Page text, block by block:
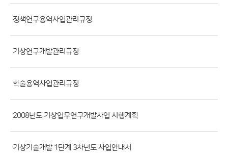
록
부
첨
일,
등
록
조
정책연구용역사업관리규정
기상연구개발관리규정
학술용역사업관리규정
2008년도 기상업무연구개발사업 시행계획
기상기술개발 1단계 3차년도 사업안내서